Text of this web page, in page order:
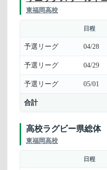
東福岡高校
日程
予選リーグ 04/28
予選リーグ 04/29
予選リーグ 05/01
合計
高校ラグビー県総体
東福岡高校
日程